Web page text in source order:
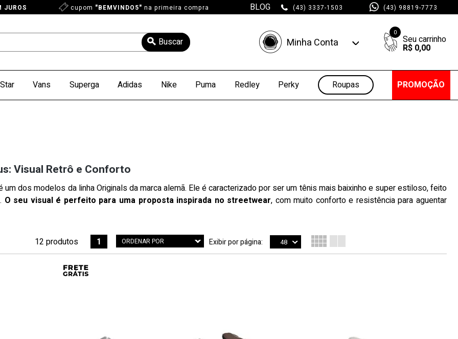
JUROS cupom "BEMVINDO5" na primeira compra BLOG (43) 3337-1503 (43) 98819-7773
Minha Conta
Minhas Compras
0
R$ 0,00
Vans Superga Adidas Nike Puma Redley Perky Roupas PROMOÇÃO
Visual Retrô e Conforto
um dos modelos da linha Originals da marca alemã. Ele é caracterizado por ser um tênis mais baixinho e super estiloso, feito
O seu visual é perfeito para uma proposta inspirada no streetwear, com muito conforto e resistência para aguentar
12 produtos 1 ORDENAR POR Exibir por página: 48